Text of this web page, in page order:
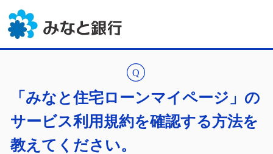
「みなと住宅ローンマイページ」の
サービス利用規約を確認する方法を
教えてください。